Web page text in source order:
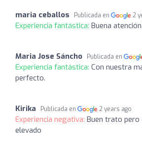
maria ceballos Publicada en 2
Experiencia fantástica: Buena atención.
Maria Jose Sáncho Publicada en
Experiencia fantástica: Con nuestra
perfecto.
Kirika Publicada en 2 years ago
Experiencia negativa: Buen trato pero
elevado